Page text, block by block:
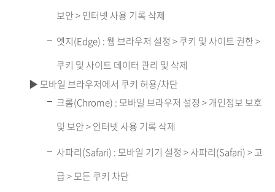
보안 > 인터넷 사용 기록 삭제
엣지(Edge) : 웹 브라우저 설정 > 쿠키 및 사이트 권한 >
쿠키 및 사이트 데이터 관리 및 삭제
▶ 모바일 브라우저에서 쿠키 허용/차단
크롬(Chrome) : 모바일 브라우저 설정 > 개인정보 보호
및 보안 > 인터넷 사용 기록 삭제
사파리(Safari) : 모바일 기기 설정 > 사파리(Safari) > 고
급 > 모든 쿠키 차단